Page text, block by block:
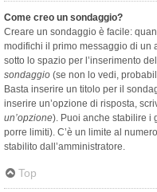
Come creo un sondaggio?
Creare un sondaggio è facile:
modifichi il primo messaggio di un
sotto lo spazio per l’inserimento
sondaggio (se non lo vedi,
Basta inserire un titolo per il
inserire un’opzione di risposta,
un’opzione). Puoi anche stabilire i
porre limiti). C’è un limite al
stabilito dall’amministratore.
Top